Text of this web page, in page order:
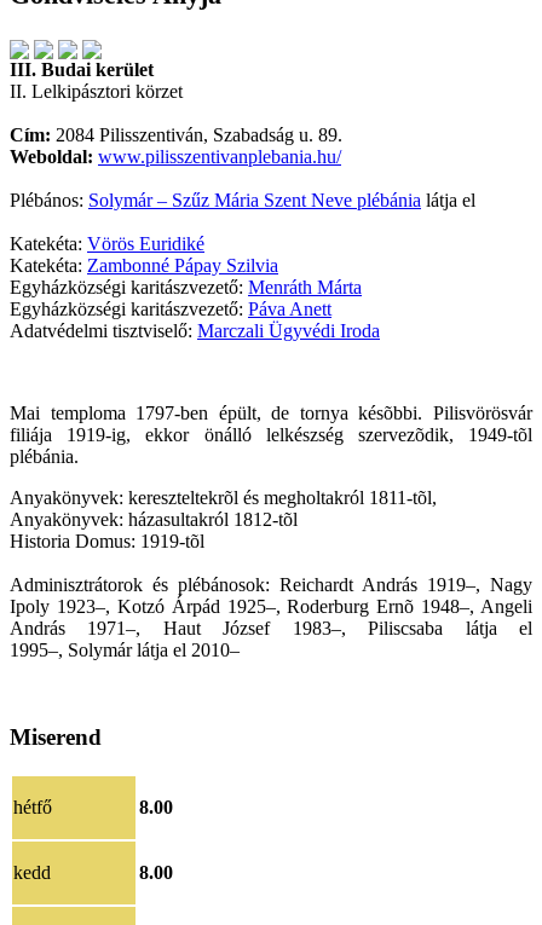
III. Budai kerület
II. Lelkipásztori körzet
Cím: 2084 Pilisszentiván, Szabadság u. 89.
Weboldal: www.pilisszentivanplebania.hu/
Plébános: Solymár – Szűz Mária Szent Neve plébánia látja el
Katekéta: Vörös Euridiké
Katekéta: Zambonné Pápay Szilvia
Egyházközségi karitászvezető: Menráth Márta
Egyházközségi karitászvezető: Páva Anett
Adatvédelmi tisztviselő: Marczali Ügyvédi Iroda
Mai temploma 1797-ben épült, de tornya késõbbi. Pilisvörösvár
filiája 1919-ig, ekkor önálló lelkészség szervezõdik, 1949-tõl
plébánia.
Anyakönyvek: kereszteltekrõl és megholtakról 1811-tõl,
Anyakönyvek: házasultakról 1812-tõl
Historia Domus: 1919-tõl
Adminisztrátorok és plébánosok: Reichardt András 1919–, Nagy
Ipoly 1923–, Kotzó Árpád 1925–, Roderburg Ernõ 1948–, Angeli
András 1971–, Haut József 1983–, Piliscsaba látja el
1995–, Solymár látja el 2010–
Miserend
hétfő 8.00
kedd 8.00